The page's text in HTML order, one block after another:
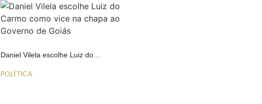
Daniel Vilela escolhe Luiz do…
POLÍTICA